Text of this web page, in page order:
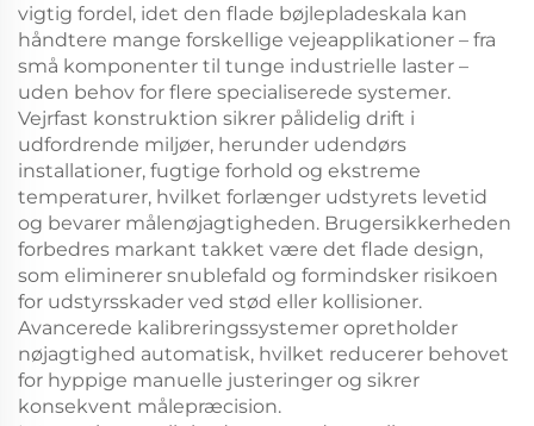
vigtig fordel, idet den flade bøjlepladeskala kan
håndtere mange forskellige vejeapplikationer – fra
små komponenter til tunge industrielle laster –
uden behov for flere specialiserede systemer.
Vejrfast konstruktion sikrer pålidelig drift i
udfordrende miljøer, herunder udendørs
installationer, fugtige forhold og ekstreme
temperaturer, hvilket forlænger udstyrets levetid
og bevarer målenøjagtigheden. Brugersikkerheden
forbedres markant takket være det flade design,
som eliminerer snublefald og formindsker risikoen
for udstyrsskader ved stød eller kollisioner.
Avancerede kalibreringssystemer opretholder
nøjagtighed automatisk, hvilket reducerer behovet
for hyppige manuelle justeringer og sikrer
konsekvent målepræcision.